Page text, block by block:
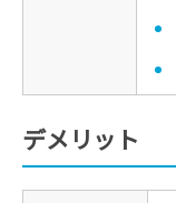
デメリット